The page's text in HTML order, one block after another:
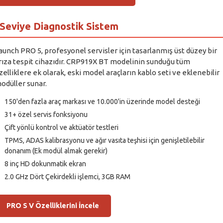
Diagnostik Sistem
PRO 5, profesyonel servisler için tasarlanmış üst düzey bir
tespit cihazıdır. CRP919X BT modelinin sunduğu tüm
ek olarak, eski model araçların kablo seti ve eklenebilir
sunar.
150'den fazla araç markası ve 10.000'in üzerinde model desteği
31+ özel servis fonksiyonu
Çift yönlü kontrol ve aktüatör testleri
TPMS, ADAS kalibrasyonu ve ağır vasıta teşhisi için genişletilebilir
donanım (Ek modül almak gerekir)
8 inç HD dokunmatik ekran
2.0 GHz Dört Çekirdekli işlemci, 3GB RAM
PRO S V Özelliklerini İncele